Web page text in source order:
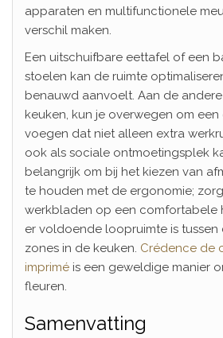
apparaten en multifunctionele
verschil maken.
Een uitschuifbare eettafel of een
stoelen kan de ruimte
benauwd aanvoelt. Aan de
keuken, kun je overwegen om
voegen dat niet alleen extra
ook als sociale ontmoetingsplek
belangrijk om bij het kiezen van
te houden met de ergonomie;
werkbladen op een comfortabele
er voldoende loopruimte is
zones in de keuken. Crédence de
imprimé is een geweldige manier
fleuren.
Samenvatting